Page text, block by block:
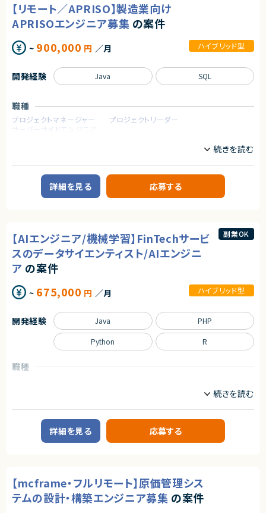
②開発および 問い合わせ対応
③オペレーター レポートやマニュアル作成
④ServiceCloud＋Apex Visualuforce
求めるスキル
・Salesforce 認定アドミニストレーター資格（または同等の実務知識）
・Apex / Visualforce を用いた開発実務経験（②の開発枠を希望される場
・システム運用におけるマニュアル作成や、ユーザーサポートの経験
契約形態
エージェントから
【リモート／APRISO】製造業向け
APRISOエンジニア募集 の案件
~ 900,000 円 ／月 ハイブリッド型
職種
プロジェクトマネージャー
プロジェクトリーダー
サーバーサイドエンジニア
【案件概要】
製造業向けMESパッケージ「Delmia Apriso（APRISO）」を用いた開発・導入
APRISOの機能開発および導入支援を中心に、要件定義から設計フェーズま
で幅広くご担当いただきます。
【業務内容】
・Delmia Apriso（APRISO）を用いたシステム開発・導入業務
・製造業向けMES領域（生産管理／在庫管理／品質管理）の業務要件整理
・APRISOのカスタマイズ開発
・他システム（ERP等）とのデータ連携対応
求めるスキル
【必須スキル・経験】
・Delmia Apriso（APRISO）の導入または開発経験
生産管理／在庫管理／品質管理いずれか
【尚可スキル・経験】
・SAPなどERPとのシステム連携経験
・グローバル案件への参画経験
・AWS／Azureなどクラウド環境の知見
開発経験 Java SQL
契約形態
業務委託(準委任契約)
詳細を見る 応募する
【AIエンジニア/機械学習】FinTechサービ
スのデータサイエンティスト/AIエンジニ
ア の案件
~ 675,000 円 ／月 ハイブリッド型
副業OK
職種
FinTechサービスにおけるデータサイエンス／AIエンジニアポジションです。
先端のAI技術・データサイエンス技術を活用し、為替リスクという金融領域
の社会課題を解決するプロダクト開発に携わります。
【業務内容】
技術部門にて、以下のようなデータサイエンス・AI関連業務を担当します。
・為替リスクヘッジアルゴリズムの開発
開発経験 Java PHP
Python R
詳細を見る 応募する
【mcframe・フルリモート】原価管理シス
テムの設計・構築エンジニア募集 の案件